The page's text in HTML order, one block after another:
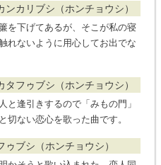
カリブシ（ホンチョウシ）
を下げてあるが、そこが私の寝
れないように用心してお出でな
フゥブシ（ホンチョウシ）
と逢引きするので「みもの門」
切ない恋心を歌った曲です。
ブシ（ホンチョウシ）